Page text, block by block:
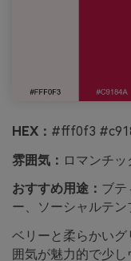
HEX： #fff0f3
雰囲気： ロマンチ
おすすめ用途： ブテ
ー、ソーシャルテン
ベリーと柔らかい
囲気が魅力的で少